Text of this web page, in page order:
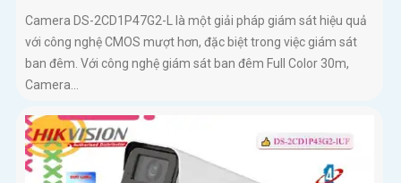
Camera DS-2CD1P47G2-L là một giải pháp giám sát hiệu quả
với công nghệ CMOS mượt hơn, đặc biệt trong việc giám sát
ban đêm. Với công nghệ giám sát ban đêm Full Color 30m,
Camera...